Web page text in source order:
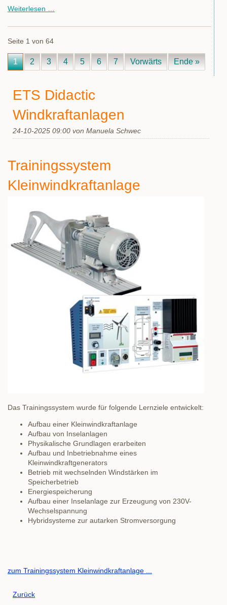
Weiterlesen …
Fußstütze
Seite 1 von 64
1 2 3 4 5 6 7 Vorwärts Ende »
ETS Didactic
Windkraftanlagen
24-10-2025 09:00 von Manuela Schwec
Trainingssystem
Kleinwindkraftanlage
Das Trainingssystem wurde für folgende Lernziele entwickelt:
Aufbau einer Kleinwindkraftanlage
Aufbau von Inselanlagen
Physikalische Grundlagen erarbeiten
Aufbau und Inbetriebnahme eines
Kleinwindkraftgenerators
Betrieb mit wechselnden Windstärken im
Speicherbetrieb
Energiespeicherung
Aufbau einer Inselanlage zur Erzeugung von 230V-
Wechselspannung
Hybridsysteme zur autarken Stromversorgung
zum Trainingssystem Kleinwindkraftanlage ...
Zurück